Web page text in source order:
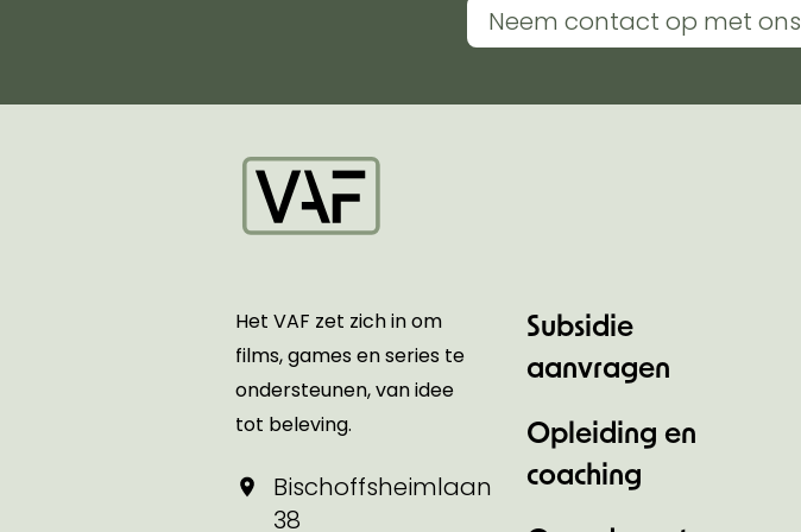
Neem contact op met ons
Het VAF zet zich in om
films, games en series te
ondersteunen, van idee
tot beleving.
Bischoffsheimlaan
38
Subsidie
aanvragen
Opleiding en
coaching